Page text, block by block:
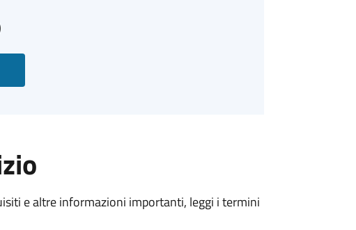
e altre informazioni importanti, leggi i termini